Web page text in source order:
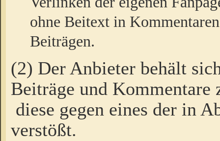
ohne Beitext in
Beiträgen.
(2) Der Anbieter behält
Beiträge und Kommentare
diese gegen eines der in
verstößt.